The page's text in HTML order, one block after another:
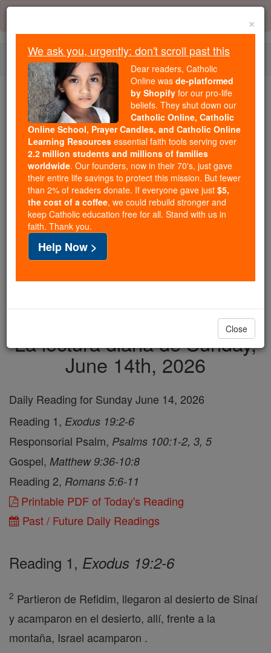
Skip
content
We ask you, urgently: don't scroll past this
Dear readers, Catholic Online
wasde-platformed by Shopify
for our pro-life beliefs. They
shut down ourCatholic
Online, Catholic Online School, Prayer Candles, and
Catholic Online Learning Resourcesessential faith
tools serving over2.2 million students and millions of
families worldwide. Our founders, now in their 70's,
just gave their entire life savings to protect this mission.
But fewer than 2% of readers donate. If everyone gave
just$5, the cost of a coffee, we could rebuild stronger
in faith. Thank you.DONATE TODAY >
La lectura diaria de Sunday,
June 14th, 2026
Daily Reading for Sunday June 14, 2026
Reading 1, Exodus 19:2-6
Responsorial Psalm, Psalms 100:1-2, 3, 5
Gospel, Matthew 9:36-10:8
Reading 2, Romans 5:6-11
Printable PDF of Today's Reading
Past / Future Daily Readings
Reading 1, Exodus 19:2-6
2 Partieron de Refidim, llegaron al desierto de Sinaí
y acamparon en el desierto, allí, frente a la
montaña, Israel acamparon .
×
We ask you, urgently: don't scroll past this
Dear readers, Catholic
Online was de-platformed
by Shopify for our pro-life
beliefs. They shut down our
Catholic Online, Catholic
Online School, Prayer Candles, and Catholic Online
Learning Resources essential faith tools serving over
2.2 million students and millions of families
worldwide. Our founders, now in their 70's, just gave
their entire life savings to protect this mission. But fewer
than 2% of readers donate. If everyone gave just $5,
the cost of a coffee, we could rebuild stronger and
keep Catholic education free for all. Stand with us in
faith. Thank you.
Help Now >
Close